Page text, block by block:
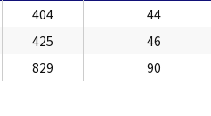
404
44
425
46
829 90